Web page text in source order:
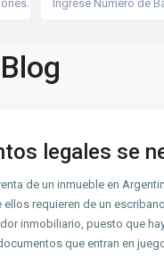
legales se
de un inmueble en
requieren de un
inmobiliario, puesto que
que entran en